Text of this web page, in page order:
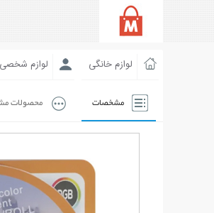
لوازم خانگی لوازم شخصی
مشخصات محصولات